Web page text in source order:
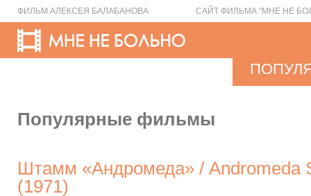
ФИЛЬМ АЛЕКСЕЯ БАЛАБАНОВА САЙТ ФИЛЬМА "МНЕ НЕ
Популярные фильмы
Штамм «Андромеда» / Andromeda
(1971)